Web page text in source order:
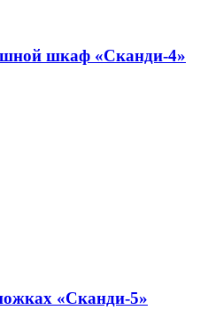
шкаф «Сканди-4»
«Сканди-5»